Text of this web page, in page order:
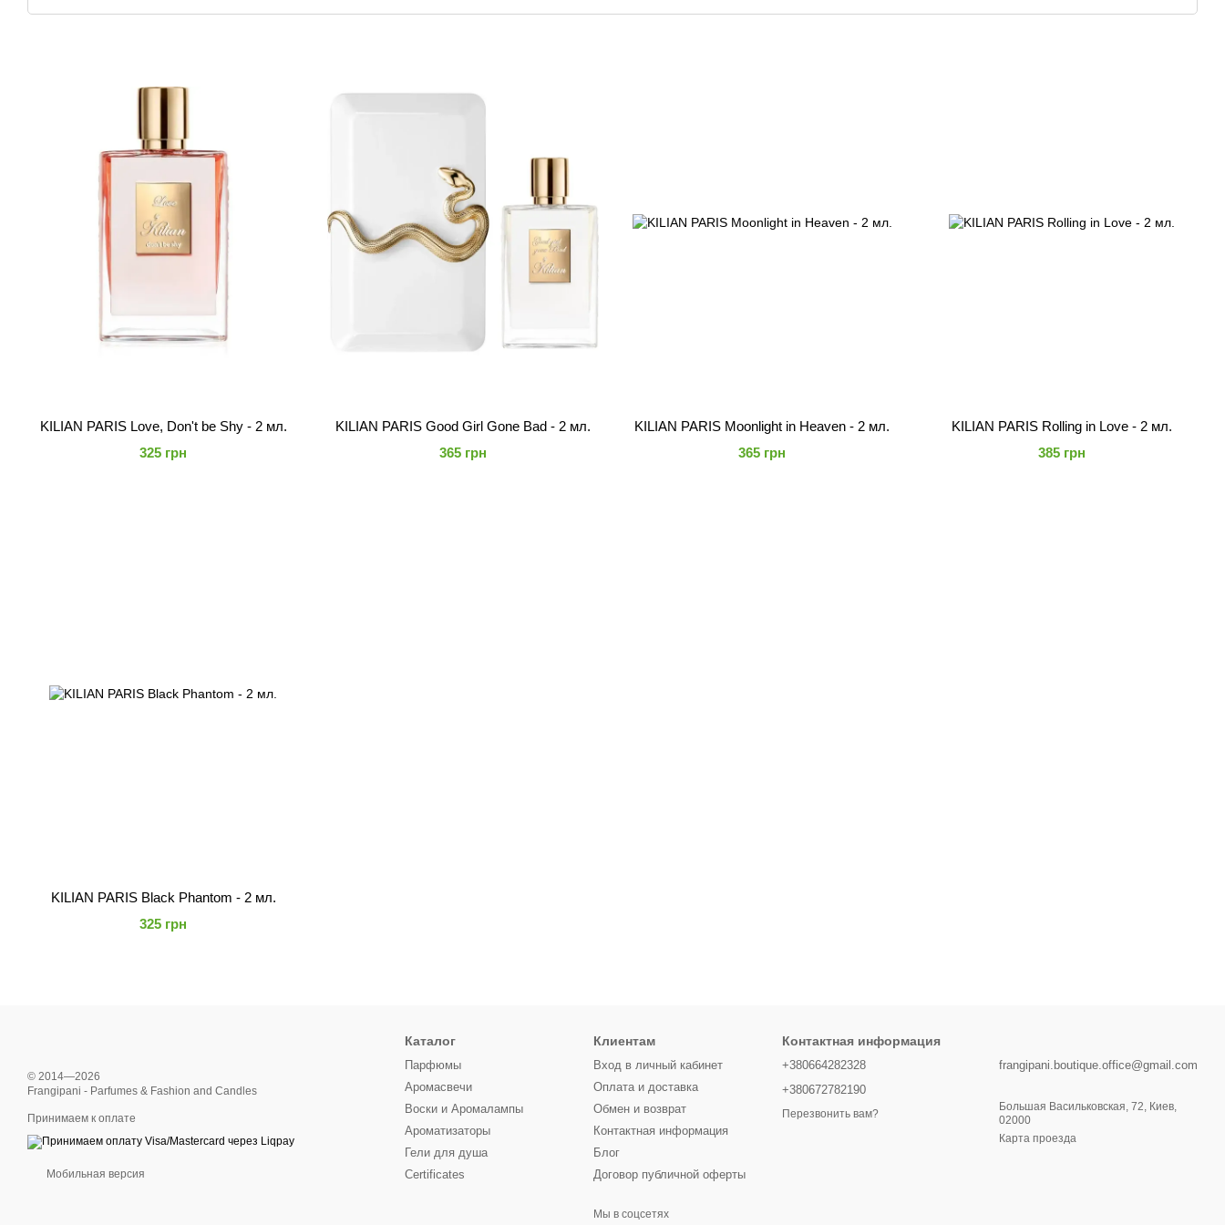
погребов, будто ангелы забирают причитающуюся им часть. Этим объясняется то, что многие из современных ароматов Калиана
По завершении учебы он продолжает работать в парфюмерии, в т.ч. вместе с такими известными парфюмерными домами, как
Christian Dior, Paco Rabanne, Alexander McQueen и Giorgio Armani.
В 2007 году Килиан выпускает коллекцию ароматов под собственным именем, в которой достигает гармоничного сочетания
изысканности, элегантности и абсолютной бескомпромиссной роскошности. А его принцип «eco-luxe», состоящий в том, что
флаконы духов могут наполняться многократно и храниться многие годы, минимально загрязняя планету, мгновенно поднял его бренд
на вершину парфюмерного Oлимпа, и обеспечил ему в этой сфере собственную «нишу».
KILIAN PARIS Love, Don't be Shy - 2 мл.
325 грн
KILIAN PARIS Good Girl Gone Bad - 2 мл.
365 грн
KILIAN PARIS Moonlight in Heaven - 2 мл.
365 грн
KILIAN PARIS Rolling in Love - 2 мл.
385 грн
KILIAN PARIS Black Phantom - 2 мл.
325 грн
© 2014—2026
Frangipani - Parfumes & Fashion and Candles
Принимаем к оплате
Мобильная версия
Каталог
Парфюмы
Аромасвечи
Воски и Аромалампы
Ароматизаторы
Гели для душа
Certificates
Клиентам
Вход в личный кабинет
Оплата и доставка
Обмен и возврат
Контактная информация
Блог
Договор публичной оферты
Мы в соцсетях
Контактная информация
+380664282328
+380672782190
Перезвонить вам?
frangipani.boutique.office@gmail.com
Большая Васильковская, 72, Киев,
02000
Карта проезда